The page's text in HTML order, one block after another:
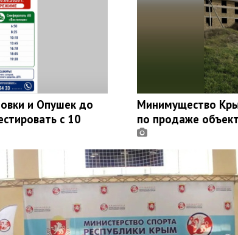
и Опушек до
с 10
Минимущество
по продаже